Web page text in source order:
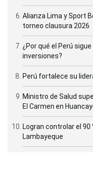
Alianza Lima y Sport
torneo clausura 2026
¿Por qué el Perú
inversiones?
Perú fortalece su
Ministro de Salud
El Carmen en
Logran controlar el 90
Lambayeque